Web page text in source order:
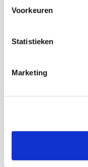
Voorkeuren
Statistieken
Marketing
AUG
11